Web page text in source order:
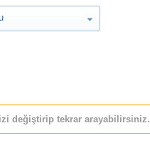
değiştirip tekrar arayabilirsiniz.